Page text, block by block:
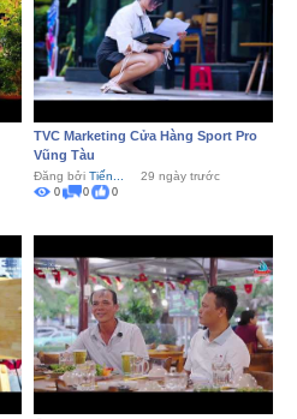
TVC Marketing Cửa Hàng Sport Pro
Vũng Tàu
Đăng bởi Tiến... 29 ngày trước
0 0 0